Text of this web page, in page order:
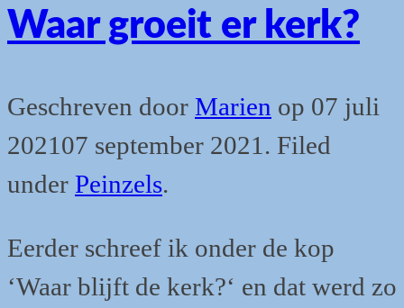
Waar groeit er kerk?
Geschreven door Marien op 07 juli
2021 07 september 2021 . Filed
under Peinzels.
Eerder schreef ik onder de kop
‘Waar blijft de kerk?‘ en dat werd zo